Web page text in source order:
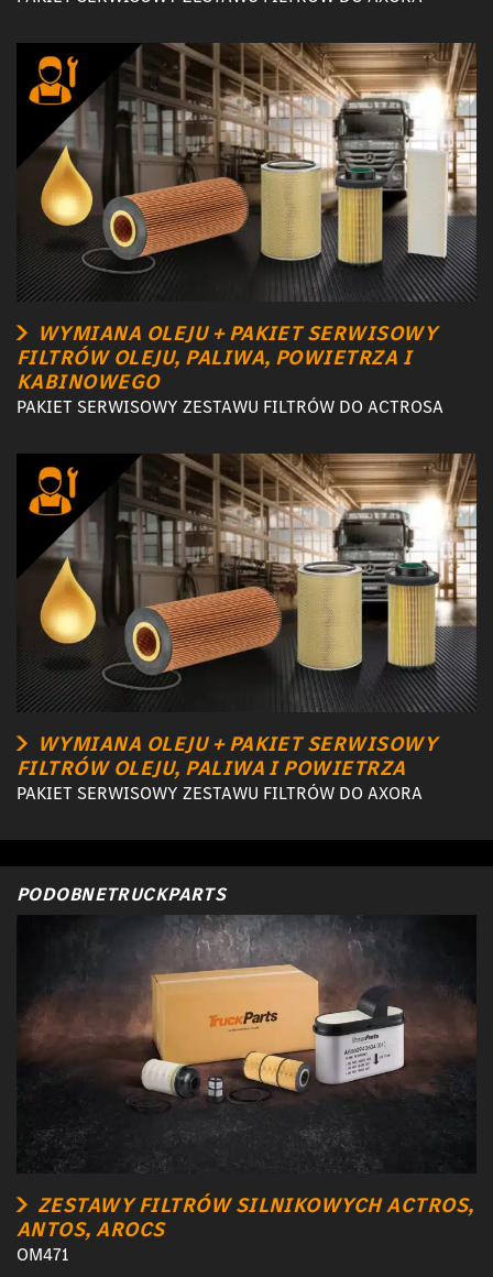
WYMIANA OLEJU + PAKIET SERWISOWY
FILTRÓW OLEJU, PALIWA, POWIETRZA I
KABINOWEGO
PAKIET SERWISOWY ZESTAWU FILTRÓW DO ACTROSA
WYMIANA OLEJU + PAKIET SERWISOWY
FILTRÓW OLEJU, PALIWA I POWIETRZA
PAKIET SERWISOWY ZESTAWU FILTRÓW DO AXORA
PODOBNETRUCKPARTS
ZESTAWY FILTRÓW SILNIKOWYCH ACTROS,
ANTOS, AROCS
OM471